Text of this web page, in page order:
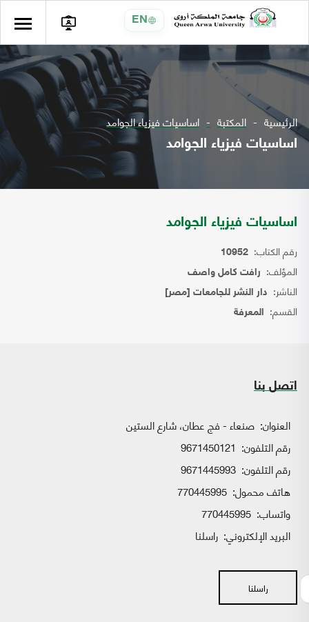
EN
الرئيسية المكتبة اساسيات فيزياء الجوامد
اساسيات فيزياء الجوامد
اساسيات فيزياء الجوامد
رقم الكتاب: 10952
المؤلف: رافت كامل واصف
الناشر: دار النشر للجامعات [مصر]
القسم: المعرفة
اتصل بنا
العنوان: صنعاء - فج عطان، شارع الستين
رقم التلفون: 9671450121
رقم التلفون: 9671445993
هاتف محمول: 770445995
واتساب:
البريد الإلكتروني: راسلنا
راسلنا